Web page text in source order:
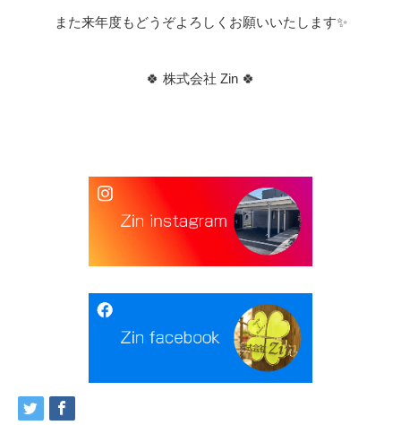
また来年度もどうぞよろしくお願いいたします✨
🍀 株式会社 Zin 🍀